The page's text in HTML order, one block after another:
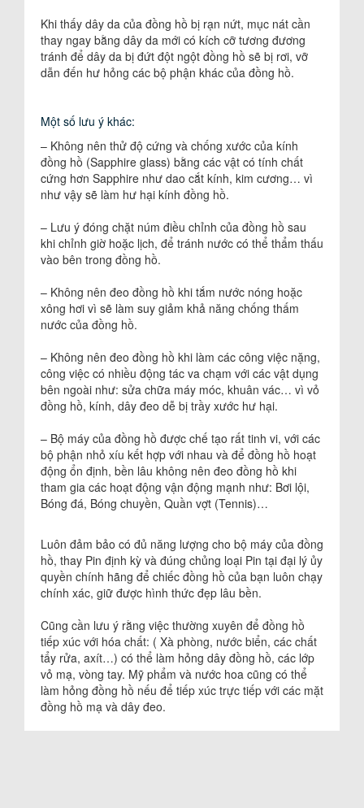
Khi thấy dây da của đồng hồ bị rạn nứt, mục nát cần
thay ngay bằng dây da mới có kích cỡ tương đương
tránh để dây da bị đứt đột ngột đồng hồ sẽ bị rơi, vỡ
dẫn đến hư hỏng các bộ phận khác của đồng hồ.
Một số lưu ý khác:
– Không nên thử độ cứng và chống xước của kính
đồng hồ (Sapphire glass) bằng các vật có tính chất
cứng hơn Sapphire như dao cắt kính, kim cương… vì
như vậy sẽ làm hư hại kính đồng hồ.
– Lưu ý đóng chặt núm điều chỉnh của đồng hồ sau
khi chỉnh giờ hoặc lịch, để tránh nước có thể thẩm thấu
vào bên trong đồng hồ.
– Không nên đeo đồng hồ khi tắm nước nóng hoặc
xông hơi vì sẽ làm suy giảm khả năng chống thấm
nước của đồng hồ.
– Không nên đeo đồng hồ khi làm các công việc nặng,
công việc có nhiều động tác va chạm với các vật dụng
bên ngoài như: sửa chữa máy móc, khuân vác… vì vỏ
đồng hồ, kính, dây đeo dễ bị trầy xước hư hại.
– Bộ máy của đồng hồ được chế tạo rất tinh vi, với các
bộ phận nhỏ xíu kết hợp với nhau và để đồng hồ hoạt
động ổn định, bền lâu không nên đeo đồng hồ khi
tham gia các hoạt động vận động mạnh như: Bơi lội,
Bóng đá, Bóng chuyền, Quần vợt (Tennis)…
Luôn đảm bảo có đủ năng lượng cho bộ máy của đồng
hồ, thay Pin định kỳ và đúng chủng loại Pin tại đại lý ủy
quyền chính hãng để chiếc đồng hồ của bạn luôn chạy
chính xác, giữ được hình thức đẹp lâu bền.
Cũng cần lưu ý rằng việc thường xuyên để đồng hồ
tiếp xúc với hóa chất: ( Xà phòng, nước biển, các chất
tẩy rửa, axít…) có thể làm hỏng dây đồng hồ, các lớp
vỏ mạ, vòng tay. Mỹ phẩm và nước hoa cũng có thể
làm hỏng đồng hồ nếu để tiếp xúc trực tiếp với các mặt
đồng hồ mạ và dây đeo.